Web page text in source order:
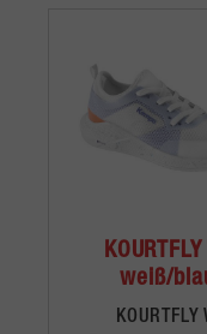
KOURTFLY
weiß/
KOURTFLY